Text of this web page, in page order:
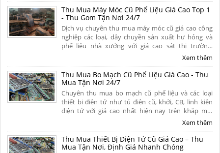
Thu Mua Máy Móc Cũ Phế Liệu Giá Cao Top 1
- Thu Gom Tận Nơi 24/7
Dịch vụ chuyên thu mua máy móc cũ giá cao công
nghiệp các loại, dây chuyền sản xuất hư hỏng và
phế liệu nhà xưởng với giá cao sát thị trường.
Chúng tôi cam kết thanh toán nhanh chóng, tháo
Xem thêm
Thu Mua Bo Mạch Cũ Phế Liệu Giá Cao - Thu
Mua Tận Nơi 24/7
Chuyên thu mua bo mạch cũ phế liệu và các loại
thiết bị điện tử như tủ điện cũ, khởi, CB, linh kiện
điện tử với giá cao nhất hiện nay trên khắp mọi
miền tổ quốc. Cam kết thu mua tận nơi, uy tín,
Xem thêm
Thu Mua Thiết Bị Điện Tử Cũ Giá Cao – Thu
Mua Tận Nơi, Định Giá Nhanh Chóng